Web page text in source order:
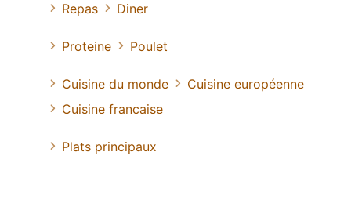
Repas
Diner
Proteine Poulet
Cuisine du monde
Cuisine européenne
Cuisine francaise
Plats principaux